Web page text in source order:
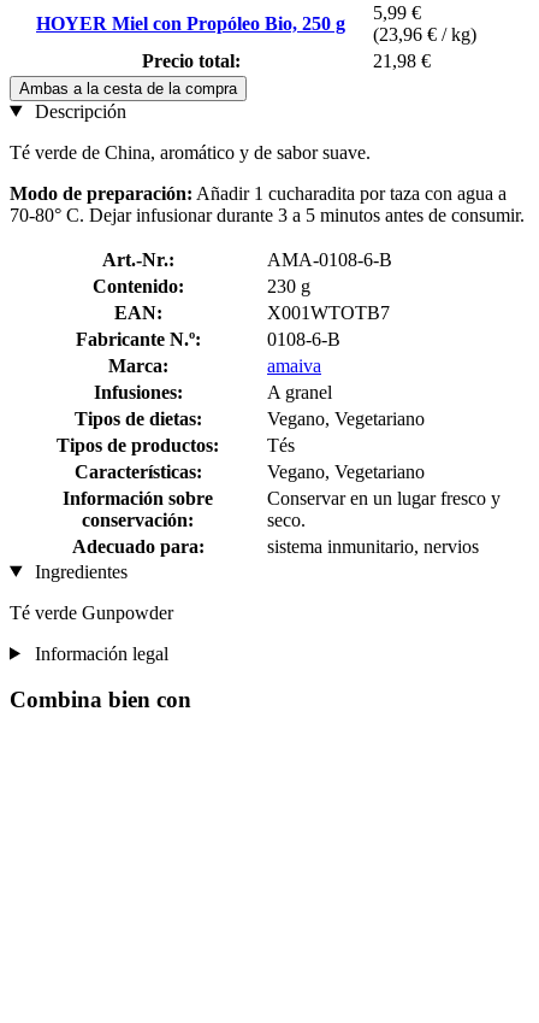
HOYER Miel con Propóleo Bio, 250 g
5,99 €
(23,96 € / kg)
Precio total:
21,98 €
Ambas a la cesta de la compra
Descripción
Té verde de China, aromático y de sabor suave.
Modo de preparación: Añadir 1 cucharadita por taza con agua a
70-80° C. Dejar infusionar durante 3 a 5 minutos antes de consumir.
Art.-Nr.:
AMA-0108-6-B
Contenido:
230 g
EAN:
X001WTOTB7
Fabricante N.º:
0108-6-B
Marca:
amaiva
Infusiones:
A granel
Tipos de dietas:
Vegano, Vegetariano
Tipos de productos:
Tés
Características:
Vegano, Vegetariano
Información sobre
conservación:
Conservar en un lugar fresco y
seco.
Adecuado para:
sistema inmunitario, nervios
Ingredientes
Té verde Gunpowder
Información legal
Combina bien con